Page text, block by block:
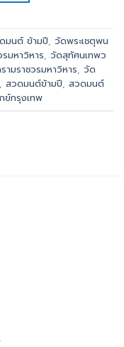
มนต์ ข้ามปี วัดพระเชตุพน
รมหาวิหาร วัดสุทัศนเทพว
ามราชวรมหาวิหาร วัด
สวดมนต์ข้ามปี สวดมนต์
ข์กรุงเทพ